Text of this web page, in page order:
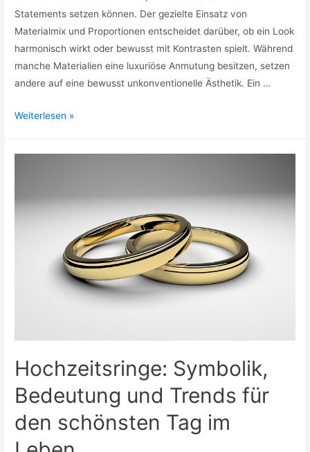
Statements setzen können. Der gezielte Einsatz von
Materialmix und Proportionen entscheidet darüber, ob ein Look
harmonisch wirkt oder bewusst mit Kontrasten spielt. Während
manche Materialien eine luxuriöse Anmutung besitzen, setzen
andere auf eine bewusst unkonventionelle Ästhetik. Ein …
Materialmix
Accessoires
Weiterlesen »
Hochzeitsringe: Symbolik,
Bedeutung und Trends für
den schönsten Tag im